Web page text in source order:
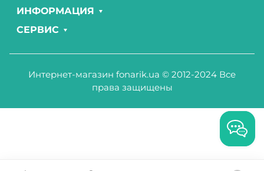
ИНФОРМАЦИЯ
СЕРВИС
Интернет-магазин fonarik.ua © 2012-2024 Все
права защищены